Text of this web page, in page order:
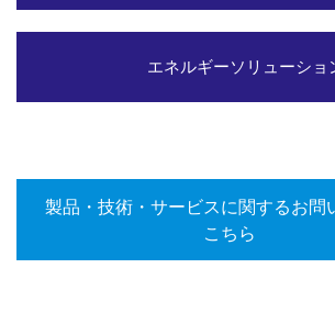
エネルギーソリューショ
製品・技術・サービスに関するお問
こちら